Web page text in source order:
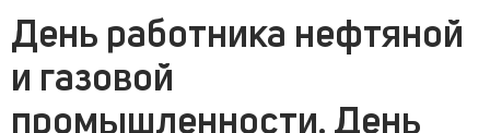
День работника нефтяной
и газовой
промышленности. День